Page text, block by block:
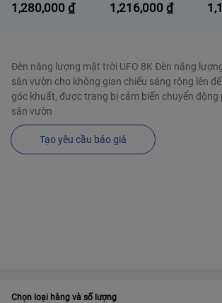
1,280,000 ₫ 1,216,000 ₫
Đèn năng lượng mặt trời UFO 8K Đèn năng
sân vườn cho không gian chiếu sáng rộng lên
góc khuất, được trang bị cảm biến chuyển động
sân vườn
Tạo yêu cầu báo giá
Chọn loại hàng và số lượng